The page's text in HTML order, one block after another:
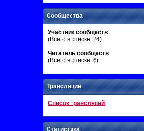
Сообщества
Участник сообществ
(Всего в списке: 24)
Читатель сообществ
(Всего в списке: 6)
Трансляции
Список трансляций
Статистика